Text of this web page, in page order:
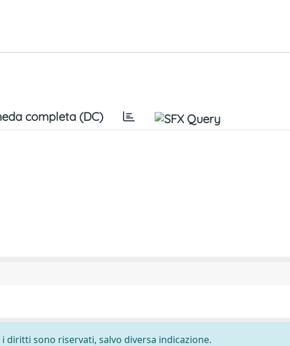
completa (DC)
sono riservati, salvo diversa indicazione.